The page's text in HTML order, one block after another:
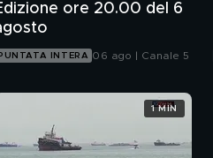
ore 20.00 del 6
PUNTATA INTERA 06 ago | Canale 5
1 MIN